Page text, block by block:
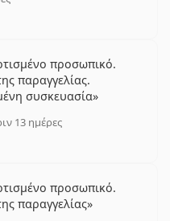
από 5
προσωπικό.
παραγγελίας.
συσκευασία
13 ημέρες
από 5
προσωπικό.
παραγγελίας